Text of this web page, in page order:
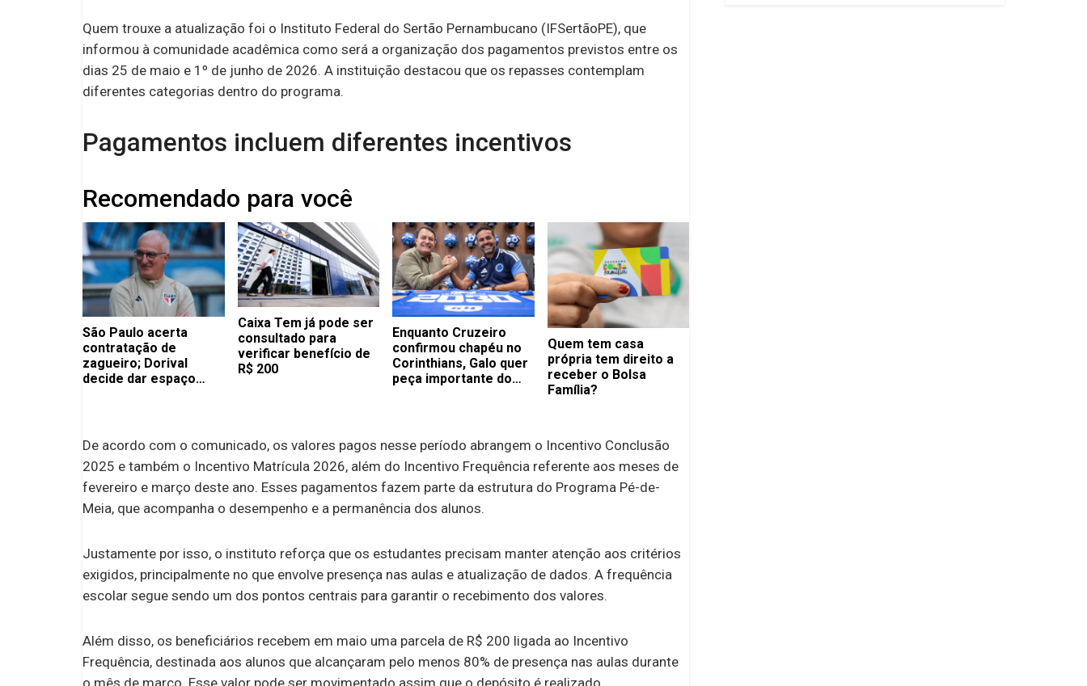
Quem trouxe a atualização foi o Instituto Federal do Sertão Pernambucano (IFSertãoPE), que
informou à comunidade acadêmica como será a organização dos pagamentos previstos entre os
dias 25 de maio e 1º de junho de 2026. A instituição destacou que os repasses contemplam
diferentes categorias dentro do programa.
Pagamentos incluem diferentes incentivos
Recomendado para você
São Paulo acerta
contratação de
zagueiro; Dorival
decide dar espaço
Caixa Tem já pode ser
consultado para
verificar benefício de
R$ 200
Enquanto Cruzeiro
confirmou chapéu no
Corinthians, Galo quer
peça importante do
Quem tem casa
própria tem direito a
receber o Bolsa
Família?
De acordo com o comunicado, os valores pagos nesse período abrangem o Incentivo Conclusão
2025 e também o Incentivo Matrícula 2026, além do Incentivo Frequência referente aos meses de
fevereiro e março deste ano. Esses pagamentos fazem parte da estrutura do Programa Pé-de-
Meia, que acompanha o desempenho e a permanência dos alunos.
Justamente por isso, o instituto reforça que os estudantes precisam manter atenção aos critérios
exigidos, principalmente no que envolve presença nas aulas e atualização de dados. A frequência
escolar segue sendo um dos pontos centrais para garantir o recebimento dos valores.
Além disso, os beneficiários recebem em maio uma parcela de R$ 200 ligada ao Incentivo
Frequência, destinada aos alunos que alcançaram pelo menos 80% de presença nas aulas durante
o mês de março. Esse valor pode ser movimentado assim que o depósito é realizado.